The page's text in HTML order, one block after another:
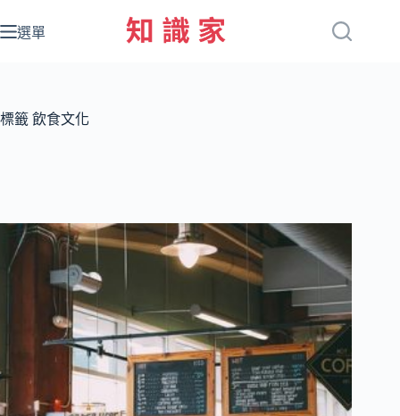
至
容
選單
標籤 飲食文化